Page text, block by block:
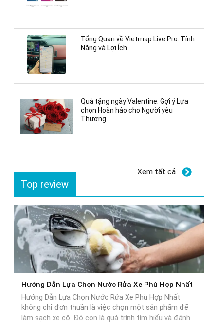
Tổng Quan về Vietmap Live Pro: Tính
Năng và Lợi Ích
Quà tặng ngày Valentine: Gợi ý Lựa
chọn Hoàn hảo cho Người yêu
Thương
Top review
Xem tất cả
Hướng Dẫn Lựa Chọn Nước Rửa Xe Phù Hợp Nhất
Hướng Dẫn Lựa Chọn Nước Rửa Xe Phù Hợp Nhất
không chỉ đơn thuần là việc chọn một sản phẩm để
làm sạch xe cộ. Đó còn là quá trình tìm hiểu và đánh